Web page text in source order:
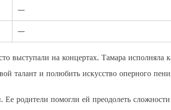
—
—
выступали на концертах. Тамара исполняла
талант и полюбить искусство оперного
родители помогли ей преодолеть